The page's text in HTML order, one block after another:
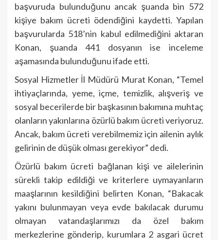
başvuruda bulunduğunu ancak şuanda bin 572
kişiye bakım ücreti ödendiğini kaydetti. Yapılan
başvurularda 518’nin kabul edilmediğini aktaran
Konan, şuanda 441 dosyanın ise inceleme
aşamasında bulunduğunu ifade etti.
Sosyal Hizmetler İl Müdürü Murat Konan, “Temel
ihtiyaçlarında, yeme, içme, temizlik, alışveriş ve
sosyal becerilerde bir başkasının bakımına muhtaç
olanların yakınlarına özürlü bakım ücreti veriyoruz.
Ancak, bakım ücreti verebilmemiz için ailenin aylık
gelirinin de düşük olması gerekiyor” dedi.
Özürlü bakım ücreti bağlanan kişi ve ailelerinin
sürekli takip edildiği ve kriterlere uymayanların
maaşlarının kesildiğini belirten Konan, “Bakacak
yakını bulunmayan veya evde bakılacak durumu
olmayan vatandaşlarımızı da özel bakım
merkezlerine gönderip, kurumlara 2 asgari ücret